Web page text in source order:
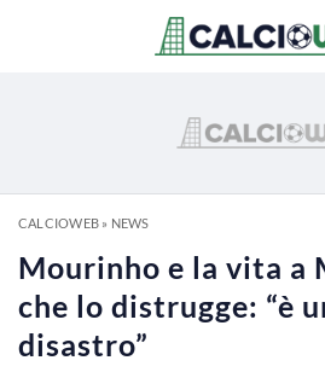
CALCIOWEB» NEWS
Mourinho e la vita a
che lo distrugge: “è
disastro”